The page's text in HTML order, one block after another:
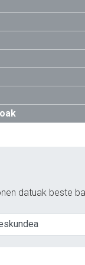
datuak beste